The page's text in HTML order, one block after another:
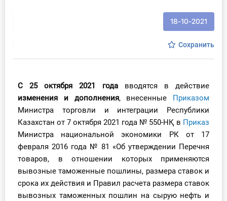
Вебинары
Справочник бухгалтера
Участник ВЭД
Практика ИП
Кадры. Труд. Зарплата.
18-10-2021
Сохранить
С 25 октября 2021 годавводятся в действие
изменения и дополнения, внесенные
Приказом
Министра торговли и интеграции Республики
Казахстан от 7 октября 2021 года № 550-НҚ в П риказ
Министра национальной экономики РК от 17
февраля 2016 года № 81 «Об утверждении Перечня
товаров, в отношении которых применяются
вывозные таможенные пошлины, размера ставок и
срока их действия и Правил расчета размера ставок
вывозных таможенных пошлин на сырую нефть и